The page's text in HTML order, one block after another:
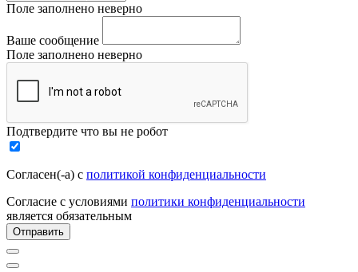
Поле заполнено неверно
Ваше сообщение
Поле заполнено неверно
Подтвердите что вы не робот
Согласен(-а) с политикой конфиденциальности
Согласие с условиями политики конфиденциальности
является обязательным
Отправить